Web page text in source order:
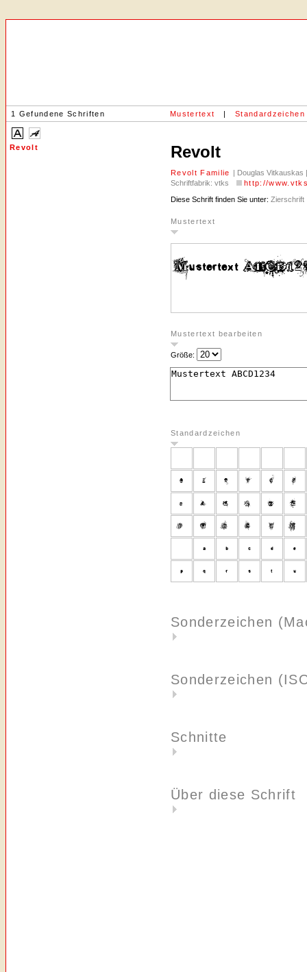
1 Gefundene Schriften Mustertext | Standardzeichen
Revolt Revolt
Revolt Familie | Douglas Vitkauskas
Schriftfabrik: vtks
http://
Diese Schrift finden Sie unter: Zierschrift
Mustertext
Mustertext bearbeiten
Größe:
Standardzeichen
Sonderzeichen
Sonderzeichen
Schnitte
Über diese Schrift